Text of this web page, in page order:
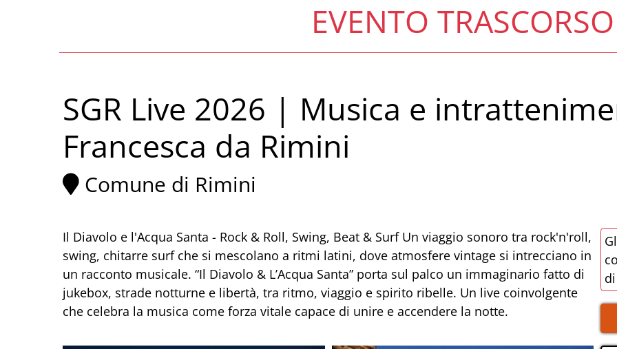
EVENTO TRASCORSO
SGR Live 2026 | Musica e
Francesca da Rimini
Comune di Rimini
Il Diavolo e l'Acqua Santa - Rock & Roll, Swing, Beat & Surf Un viaggio sonoro tra rock'n'roll,
swing, chitarre surf che si mescolano a ritmi latini, dove atmosfere vintage si intrecciano in
un racconto musicale. “Il Diavolo & L’Acqua Santa” porta sul palco un immaginario fatto di
jukebox, strade notturne e libertà, tra ritmo, viaggio e spirito ribelle. Un live coinvolgente
che celebra la musica come forza vitale capace di unire e accendere la notte.